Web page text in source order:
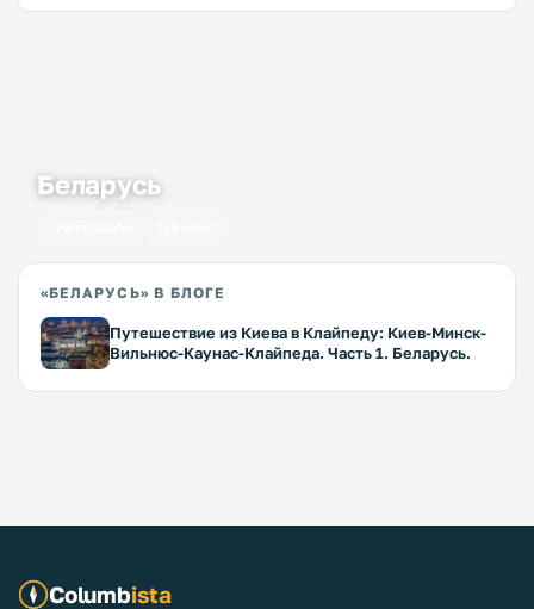
Беларусь
«БЕЛАРУСЬ» В БЛОГЕ
Путешествие из Киева в Клайпеду: Киев-Минск-
Вильнюс-Каунас-Клайпеда. Часть 1. Беларусь.
Columbista